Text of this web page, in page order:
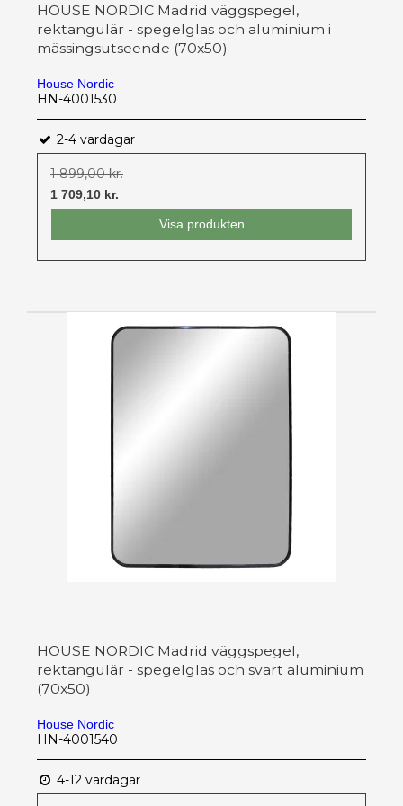
HOUSE NORDIC Madrid väggspegel,
rektangulär - spegelglas och aluminium i
mässingsutseende (70x50)
House Nordic
HN-4001530
2-4 vardagar
1 899,00 kr.
1 709,10 kr.
Visa produkten
HOUSE NORDIC Madrid väggspegel,
rektangulär - spegelglas och svart aluminium
(70x50)
House Nordic
HN-4001540
4-12 vardagar